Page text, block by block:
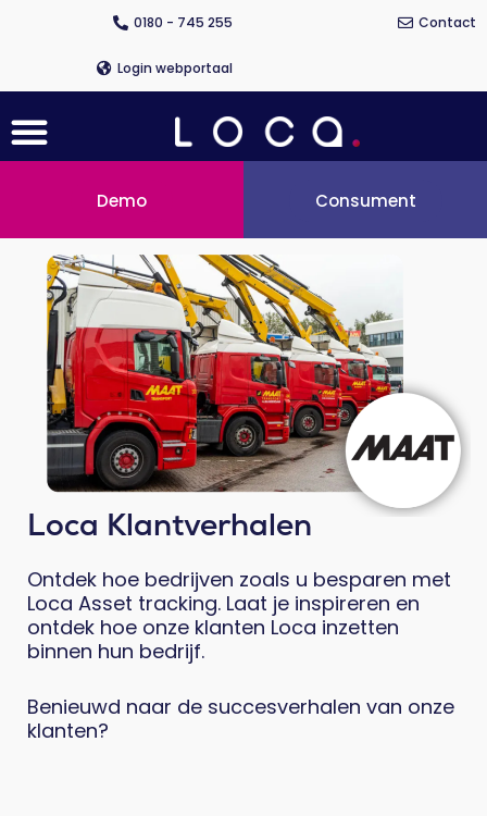
0180 - 745 255 Contact
Login webportaal
Menu
Demo Consument
Loca Klantverhalen
Ontdek hoe bedrijven zoals u besparen met
Loca Asset tracking. Laat je inspireren en
ontdek hoe onze klanten Loca inzetten
binnen hun bedrijf.
Benieuwd naar de succesverhalen van onze
klanten?